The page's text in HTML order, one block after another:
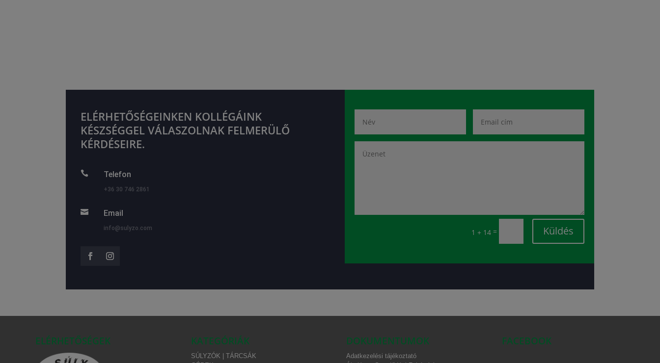
ELÉRHETŐSÉGEINKEN KOLLÉGÁINK
KÉSZSÉGGEL VÁLASZOLNAK FELMERÜLŐ
KÉRDÉSEIRE.
 Telefon
+36 30 746 2861
 Email
info@sulyzo.com 1 + 14 = Küldés
ELÉRHETŐSÉGEK KATEGÓRIÁK
SÚLYZÓK | TÁRCSÁK
DOKUMENTUMOK
Adatkezelési tájékoztató
FACEBOOK